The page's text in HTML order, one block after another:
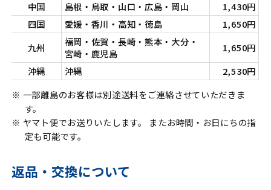
中国
島根・鳥取・山口・広島・岡山
1,430円
四国
愛媛・香川・高知・徳島
1,650円
九州
福岡・佐賀・長崎・熊本・大分・
宮崎・鹿児島
1,650円
沖縄
沖縄
2,530円
※ 一部離島のお客様は別途送料をご連絡させていただきま
す。
※ ヤマト便でお送りいたします。 またお時間・お日にちの指
定も可能です。
返品・交換について